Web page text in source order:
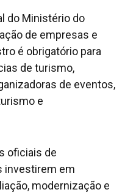
do Ministério do
de empresas e
é obrigatório para
de turismo,
de eventos,
e
oficiais de
investirem em
modernização e